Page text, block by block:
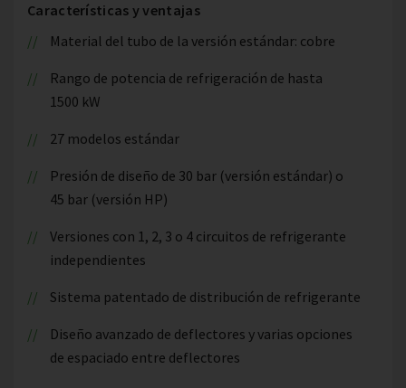
Características y ventajas
Material del tubo de la versión estándar: cobre
Rango de potencia de refrigeración de hasta
1500 kW
27 modelos estándar
Presión de diseño de 30 bar (versión estándar) o
45 bar (versión HP)
Versiones con 1, 2, 3 o 4 circuitos de refrigerante
independientes
Sistema patentado de distribución de refrigerante
Diseño avanzado de deflectores y varias opciones
de espaciado entre deflectores